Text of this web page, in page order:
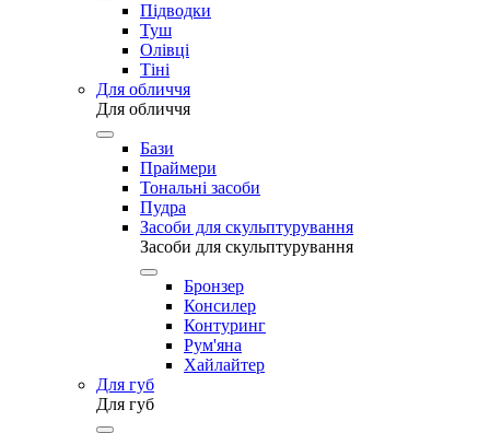
Підводки
Туш
Олівці
Тіні
Для обличчя
Для обличчя
Бази
Праймери
Тональні засоби
Пудра
Засоби для скульптурування
Засоби для скульптурування
Бронзер
Консилер
Контуринг
Рум'яна
Хайлайтер
Для губ
Для губ